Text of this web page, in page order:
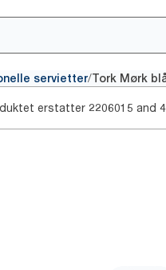
servietter/Tork Mørk
erstatter 2206015 and